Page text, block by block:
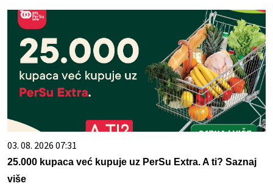
03. 08. 2026 07:31
25.000 kupaca već kupuje uz PerSu Extra. A ti? Saznaj
više